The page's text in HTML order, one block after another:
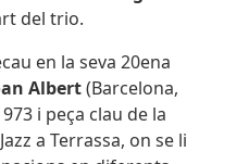
del trio.
en la seva 20ena
Albert(Barcelona,
i peça clau de la
a Terrassa, on se li